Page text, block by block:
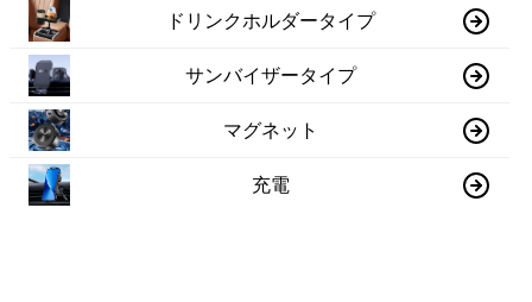
ドリンクホルダータイプ
サンバイザータイプ
マグネット
充電